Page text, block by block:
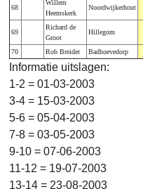
68
Willem
Heemskerk
Noordwijkerhout
69
Richard de
Groot
Hillegom
70 Rob Breider Badhoevedorp
Informatie uitslagen:
1-2 = 01-03-2003
3-4 = 15-03-2003
5-6 = 05-04-2003
7-8 = 03-05-2003
9-10 = 07-06-2003
11-12 = 19-07-2003
13-14 = 23-08-2003